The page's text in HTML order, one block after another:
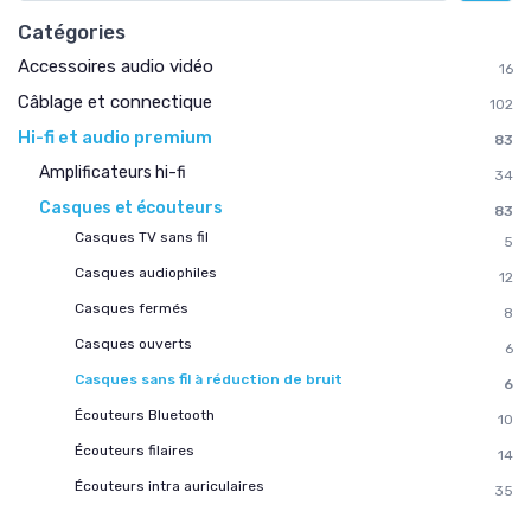
Catégories
Accessoires audio vidéo 16
Câblage et connectique 102
Hi-fi et audio premium 83
Amplificateurs hi-fi 34
Casques et écouteurs
83
Casques TV sans fil
5
Casques audiophiles
12
Casques fermés
8
Casques ouverts
6
Casques sans fil à réduction de bruit
6
Écouteurs Bluetooth
10
Écouteurs filaires
14
Écouteurs intra auriculaires
35